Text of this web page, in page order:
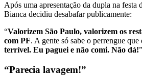
Após uma apresentação da dupla na festa
Bianca decidiu desabafar publicamente:
“Valorizem São Paulo, valorizem os
com PF. A gente só sabe o perrengue que
terrível. Eu paguei e não comi. Não dá!
“Parecia lavagem!”